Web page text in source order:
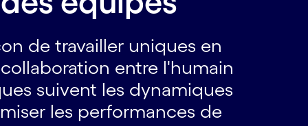
de travailler uniques en
entre l'humain
suivent les dynamiques
les performances de